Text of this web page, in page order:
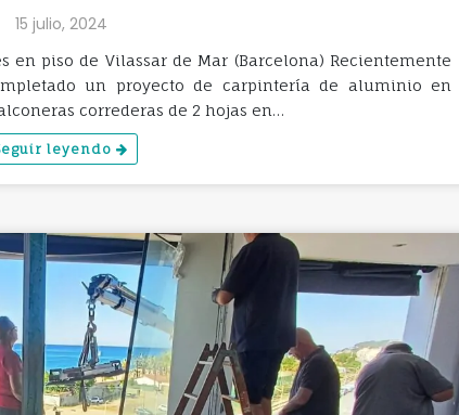
15 julio, 2024
en piso de Vilassar de Mar (Barcelona) Recientemente
un proyecto de carpintería de aluminio en
correderas de 2 hojas en…
leyendo